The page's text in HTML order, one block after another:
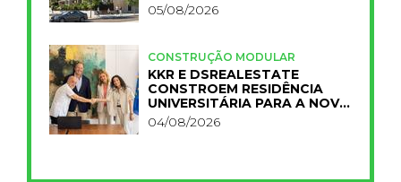
05/08/2026
CONSTRUÇÃO MODULAR
KKR E DSREALESTATE
CONSTROEM RESIDÊNCIA
UNIVERSITÁRIA PARA A NOVA
FCT
04/08/2026